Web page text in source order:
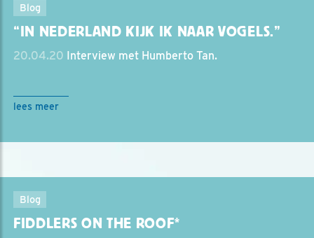
Blog
“IN NEDERLAND KIJK IK NAAR VOGELS.”
20.04.20 Interview met Humberto Tan.
lees meer
Blog
FIDDLERS ON THE ROOF*